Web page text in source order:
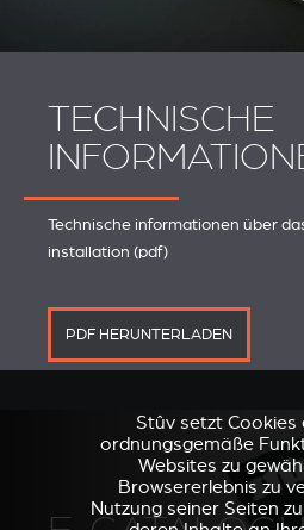
TECHNISCHE
Technische informationen über
installation (pdf)
PDF HERUNTERLADEN
Stûv setzt Cookies
ordnungsgemäße
Websites zu
Browsererlebnis zu
Nutzung seiner Seiten